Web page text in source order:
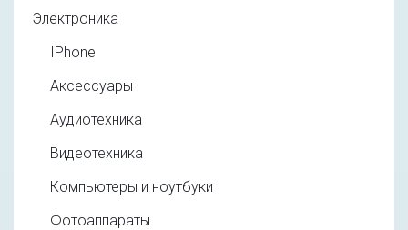
Электроника
IPhone
Аксессуары
Аудиотехника
Видеотехника
Компьютеры и ноутбуки
Фотоаппараты